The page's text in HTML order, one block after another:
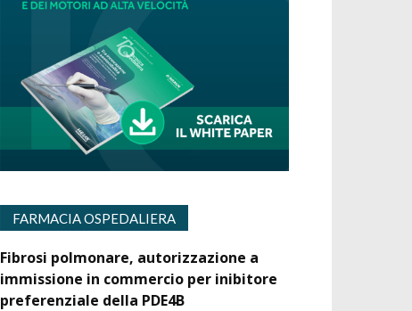
FARMACIA OSPEDALIERA
Fibrosi polmonare, autorizzazione a
immissione in commercio per inibitore
preferenziale della PDE4B